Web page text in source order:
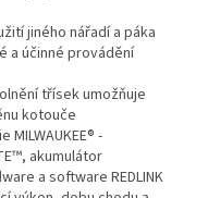
jiného nářadí a páka
a účinné provádění
třísek umožňuje
kotouče
-
akumulátor
a software REDLINK